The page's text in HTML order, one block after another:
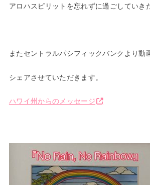
アロハスピリットを忘れずに過ごしていき
またセントラルパシフィックバンクより動
シェアさせていただきます。
ハワイ州からのメッセージ